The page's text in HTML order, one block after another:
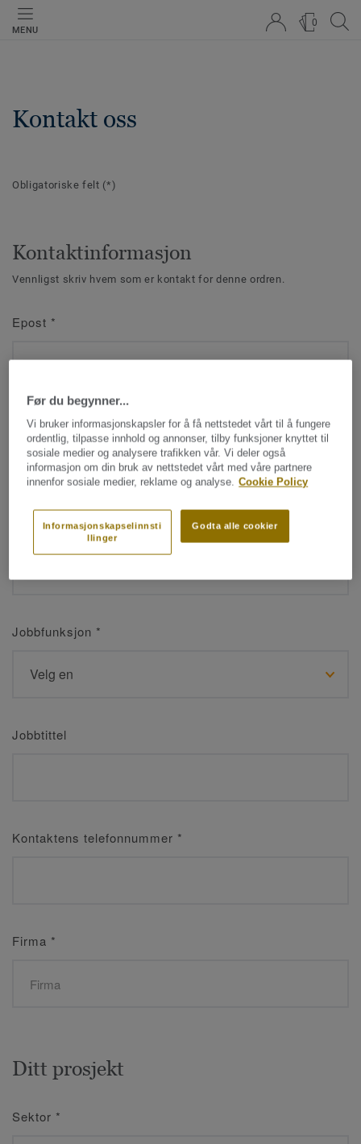
MENU
0
Kontakt oss
Obligatoriske felt (*)
Kontaktinformasjon
Vennligst skriv hvem som er kontakt for denne ordren.
Epost *
Navn*
Etternavn*
Jobbfunksjon *
Jobbtittel
Kontaktens telefonnummer *
Firma *
Ditt prosjekt
Sektor *
Før du begynner...
Vi bruker informasjonskapsler for å få nettstedet vårt til å fungere
ordentlig, tilpasse innhold og annonser, tilby funksjoner knyttet til
sosiale medier og analysere trafikken vår. Vi deler også
informasjon om din bruk av nettstedet vårt med våre partnere
innenfor sosiale medier, reklame og analyse. Cookie Policy
Godta alle cookier
Informasjonskapselinnsti
llinger